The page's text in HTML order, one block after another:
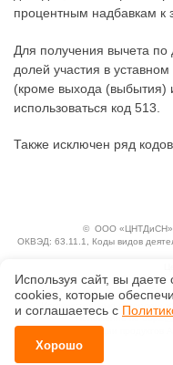
процентным надбавкам к
Для получения вычета
долей участия в
(кроме выхода (выбытия)
использоваться код 513.
Также исключен ряд
© ООО «ЦНТДиСН»
ОКВЭД: 63.11.1, Коды видов
Исключительные авторские
Положение по
Справка о регистрации продуктов
Используя сайт, вы
сооkiеs, которые
и соглашаетесь с
Хорошо